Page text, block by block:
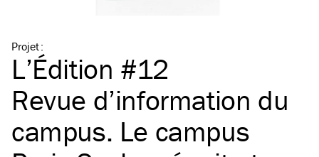
Projet:
L’Édition #12
Revue d’information du
campus. Le campus